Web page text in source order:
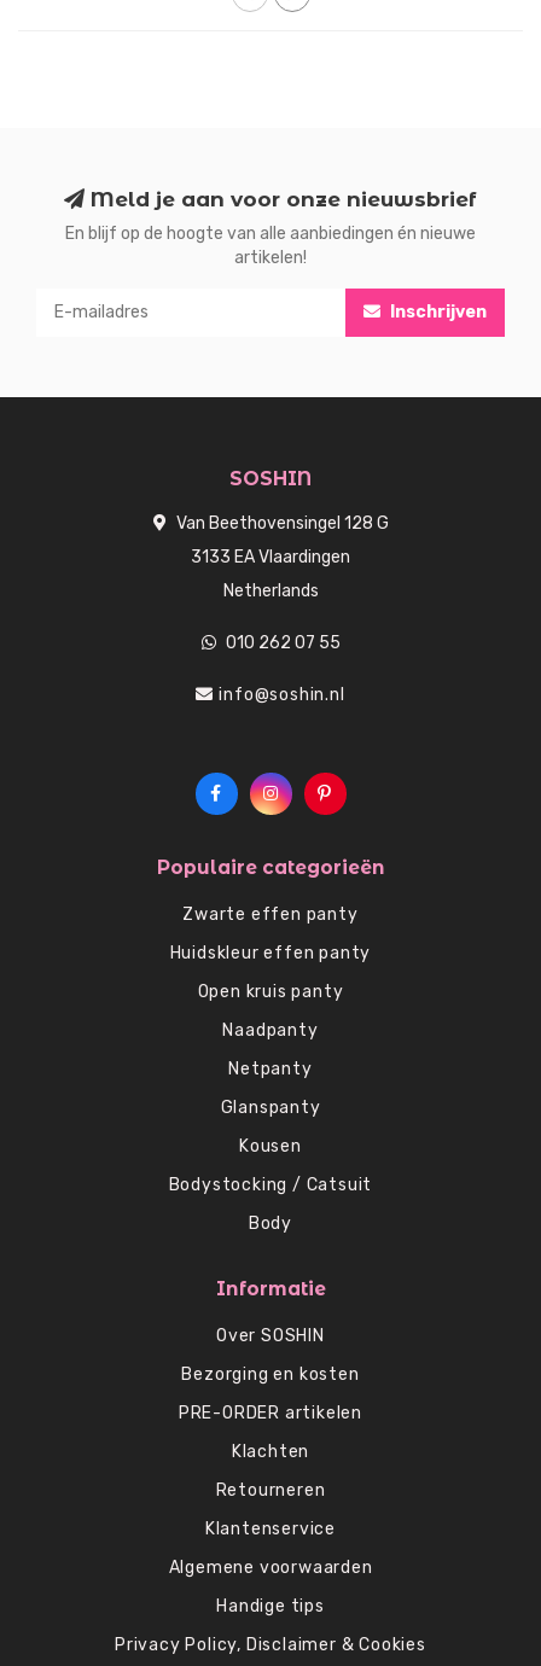
Meld je aan voor onze nieuwsbrief
En blijf op de hoogte van alle aanbiedingen én nieuwe
artikelen!
Inschrijven
SOSHIN
Van Beethovensingel 128 G
3133 EA Vlaardingen
Netherlands
010 262 07 55
info@soshin.nl
Populaire categorieën
Zwarte effen panty
Huidskleur effen panty
Open kruis panty
Naadpanty
Netpanty
Glanspanty
Kousen
Bodystocking / Catsuit
Body
Informatie
Over SOSHIN
Bezorging en kosten
PRE-ORDER artikelen
Klachten
Retourneren
Klantenservice
Algemene voorwaarden
Handige tips
Privacy Policy, Disclaimer & Cookies